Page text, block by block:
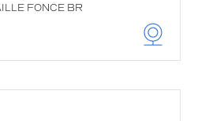
FONCE BR